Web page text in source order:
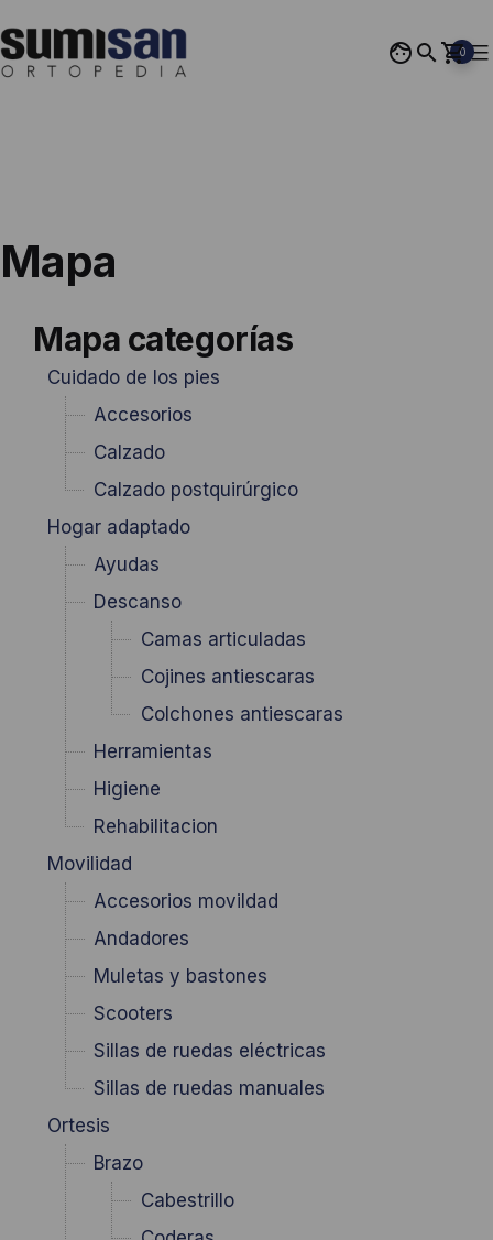
al
contenido
0
Mapa
Mapa categorías
Cuidado de los pies
Accesorios
Calzado
Calzado postquirúrgico
Hogar adaptado
Ayudas
Descanso
Camas articuladas
Cojines antiescaras
Colchones antiescaras
Herramientas
Higiene
Rehabilitacion
Movilidad
Accesorios movildad
Andadores
Muletas y bastones
Scooters
Sillas de ruedas eléctricas
Sillas de ruedas manuales
Ortesis
Brazo
Cabestrillo